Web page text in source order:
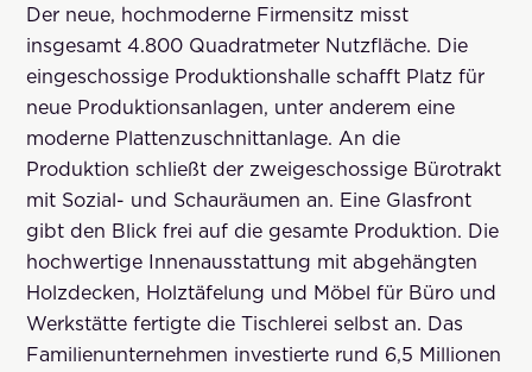
Der neue, hochmoderne Firmensitz misst
insgesamt 4.800 Quadratmeter Nutzfläche. Die
eingeschossige Produktionshalle schafft Platz für
neue Produktionsanlagen, unter anderem eine
moderne Plattenzuschnittanlage. An die
Produktion schließt der zweigeschossige Bürotrakt
mit Sozial- und Schauräumen an. Eine Glasfront
gibt den Blick frei auf die gesamte Produktion. Die
hochwertige Innenausstattung mit abgehängten
Holzdecken, Holztäfelung und Möbel für Büro und
Werkstätte fertigte die Tischlerei selbst an. Das
Familienunternehmen investierte rund 6,5 Millionen